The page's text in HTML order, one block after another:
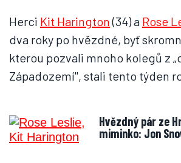
Herci Kit Harington(34) a Rose
dva roky po hvězdné, byť
kterou pozvali mnoho kolegů z
Západozemí", stali tento týden
Hvězdný pár ze
miminko: Jon